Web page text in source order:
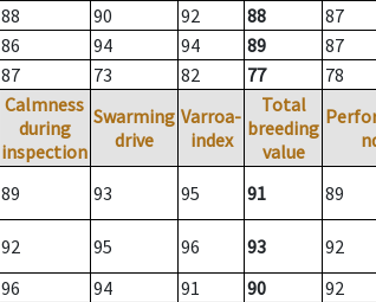
88 90 92 88
87
86 94 94 89
87
87 73 82 77 78
Calmness
during
inspection
Swarming
drive
Varroa-
index
Total
breeding
value
89 93 95 91 89
92 95 96 93
92
96 94 91 90
92